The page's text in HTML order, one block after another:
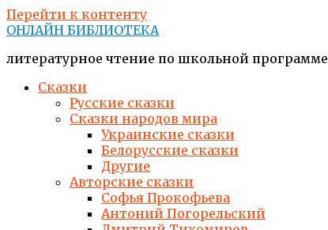
Перейти к контенту
ОНЛАЙН БИБЛИОТЕКА
литературное чтение по школьной программе
Сказки
Русские сказки
Сказки народов мира
Украинские сказки
Белорусские сказки
Другие
Авторские сказки
Софья Прокофьева
Антоний Погорельский